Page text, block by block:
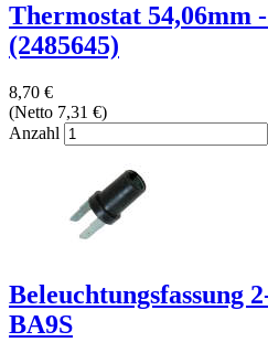
Thermostat 54,06mm
(2485645)
8,70 €
(Netto 7,31 €)
Anzahl
Beleuchtungsfassung
BA9S